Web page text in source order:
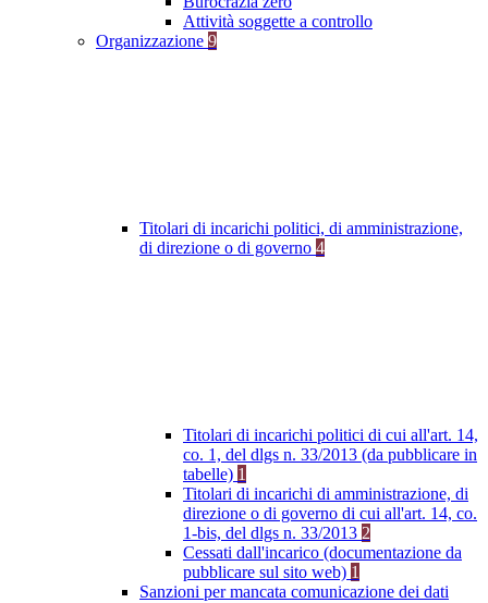
Attività soggette a controllo
Organizzazione 9
Titolari di incarichi politici, di amministrazione,
di direzione o di governo 4
Titolari di incarichi politici di cui all'art. 14,
co. 1, del dlgs n. 33/2013 (da pubblicare in
tabelle) 1
Titolari di incarichi di amministrazione, di
direzione o di governo di cui all'art. 14, co.
1-bis, del dlgs n. 33/2013 2
Cessati dall'incarico (documentazione da
pubblicare sul sito web) 1
Sanzioni per mancata comunicazione dei dati